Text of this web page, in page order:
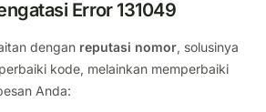
Error 131049
dengan reputasi nomor, solusinya
kode, melainkan memperbaiki
Anda: